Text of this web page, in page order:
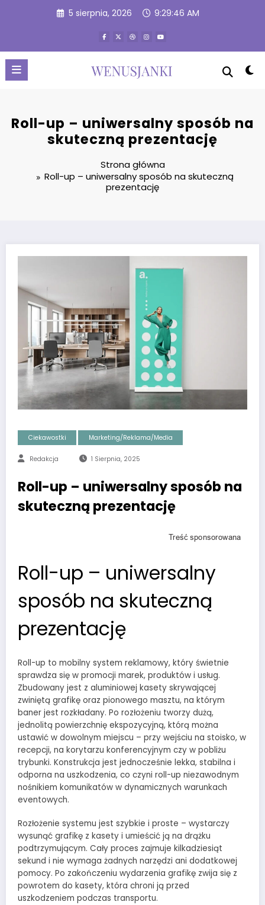
5 sierpnia, 2026 9:29:46 AM
Roll-up – uniwersalny sposób na
skuteczną prezentację
Strona główna
Roll-up – uniwersalny sposób na skuteczną
prezentację
Ciekawostki Marketing/Reklama/Media
Redakcja 1 Sierpnia, 2025
Roll-up – uniwersalny sposób na
skuteczną prezentację
Roll-up – uniwersalny
sposób na skuteczną
prezentację
Roll-up to mobilny system reklamowy, który świetnie
sprawdza się w promocji marek, produktów i usług.
Zbudowany jest z aluminiowej kasety skrywającej
zwiniętą grafikę oraz pionowego masztu, na którym
baner jest rozkładany. Po rozłożeniu tworzy dużą,
jednolitą powierzchnię ekspozycyjną, którą można
ustawić w dowolnym miejscu – przy wejściu na stoisko, w
recepcji, na korytarzu konferencyjnym czy w pobliżu
trybunki. Konstrukcja jest jednocześnie lekka, stabilna i
odporna na uszkodzenia, co czyni roll-up niezawodnym
nośnikiem komunikatów w dynamicznych warunkach
eventowych.
Rozłożenie systemu jest szybkie i proste – wystarczy
wysunąć grafikę z kasety i umieścić ją na drążku
podtrzymującym. Cały proces zajmuje kilkadziesiąt
sekund i nie wymaga żadnych narzędzi ani dodatkowej
pomocy. Po zakończeniu wydarzenia grafikę zwija się z
powrotem do kasety, która chroni ją przed
uszkodzeniem podczas transportu.